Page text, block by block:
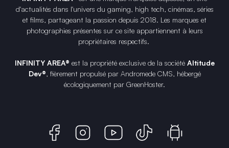
d'actualités dans l'univers du gaming, high tech, cinémas, séries
et films, partageant la passion depuis 2018. Les marques et
photographies présentes sur ce site appartiennent à leurs
propriétaires respectifs.
INFINITY AREA® est la propriété exclusive de la société Altitude
Dev®, fièrement propulsé par Andromede CMS, hébergé
écologiquement par GreenHoster.